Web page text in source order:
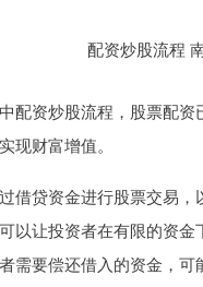
配资炒股流程，股票配
现财富增值。
借贷资金进行股票交易
以让投资者在有限的资
需要偿还借入的资金，可